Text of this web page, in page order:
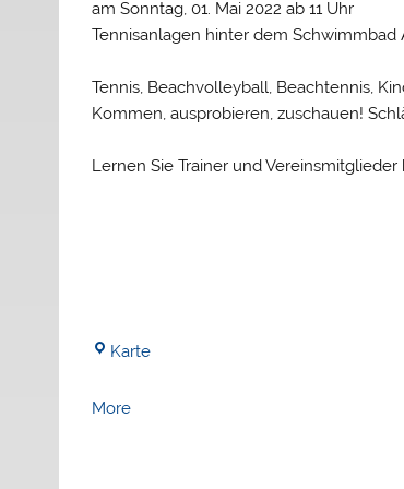
am Sonntag, 01. Mai 2022 ab 11 Uhr
Tennisanlagen hinter dem Schwimmbad
Tennis, Beachvolleyball, Beachtennis,
Kommen, ausprobieren, zuschauen!
Lernen Sie Trainer und
KarteTennisanlage
Moreabout